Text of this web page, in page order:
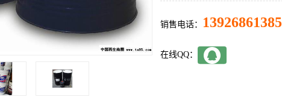
销售电话： 13926861385
在线QQ：